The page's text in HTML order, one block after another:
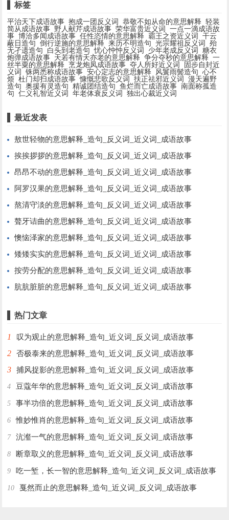
标签
平治天下成语故事 抱成一团反义词 恭敬不如从命的意思解释
轻装
简从成语故事 野人献芹成语故事 荣华富贵近义词
一点一滴成语故
事 博洽多闻成语故事 任性恣情的意思解释 霸王之资近义词
干云
蔽日造句
倒行逆施的意思解释 来历不明造句 光宗耀祖反义词
殆
无孑遗造句
白头到老造句 忧心忡忡反义词 少年老成反义词
糖衣
炮弹成语故事 天若有情天亦老的意思解释 争分夺秒的意思解释
一
丝半粟的意思解释
烹龙炮凤成语故事 夺人所好近义词
固步自封近
义词
铢两悉称成语故事 安心定志的意思解释 风鬟雨鬓造句
心不
烦 杜门却扫成语故事 慷慨悲歌反义词 扶正祛邪近义词
漫天遍野
造句
奥援有灵造句 精诚团结造句 鱼烂而亡成语故事 南面称孤造
句
仁义礼智近义词 年老体衰反义词 独出心裁近义词
最近发表
敖世轻物的意思解释_造句_反义词_近义词_成语故事
挨挨拶拶的意思解释_造句_反义词_近义词_成语故事
昂昂不动的意思解释_造句_反义词_近义词_成语故事
阿罗汉果的意思解释_造句_反义词_近义词_成语故事
熬清守淡的意思解释_造句_反义词_近义词_成语故事
聱牙诘曲的意思解释_造句_反义词_近义词_成语故事
懊恼泽家的意思解释_造句_反义词_近义词_成语故事
矮矮实实的意思解释_造句_反义词_近义词_成语故事
按劳分配的意思解释_造句_反义词_近义词_成语故事
肮肮脏脏的意思解释_造句_反义词_近义词_成语故事
热门文章
1 叹为观止的意思解释_造句_近义词_反义词_成语故事
2 否极泰来的意思解释_造句_近义词_反义词_成语故事
3 捕风捉影的意思解释_造句_近义词_反义词_成语故事
4 豆蔻年华的意思解释_造句_近义词_反义词_成语故事
5 事半功倍的意思解释_造句_近义词_反义词_成语故事
6 惟妙惟肖的意思解释_造句_近义词_反义词_成语故事
7 沆瀣一气的意思解释_造句_近义词_反义词_成语故事
8 断章取义的意思解释_造句_近义词_反义词_成语故事
9 吃一堑，长一智的意思解释_造句_近义词_反义词_成语故事
10 戛然而止的意思解释_造句_近义词_反义词_成语故事